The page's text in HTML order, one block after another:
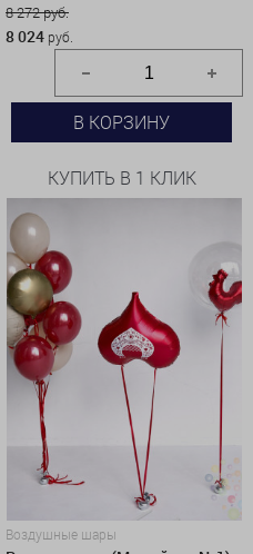
8 272 руб.
8 024 руб.
В КОРЗИНУ
КУПИТЬ В 1 КЛИК
Воздушные шары